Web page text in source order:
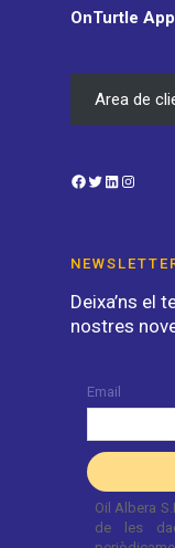
OnTurtle App
Area de
Facebook
TwitterLinkedIn
Deixa’ns el
nostres